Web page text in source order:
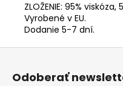
ZLOŽENIE: 95% viskóza,
Vyrobené v EU.
Dodanie 5-7 dní.
Odoberať